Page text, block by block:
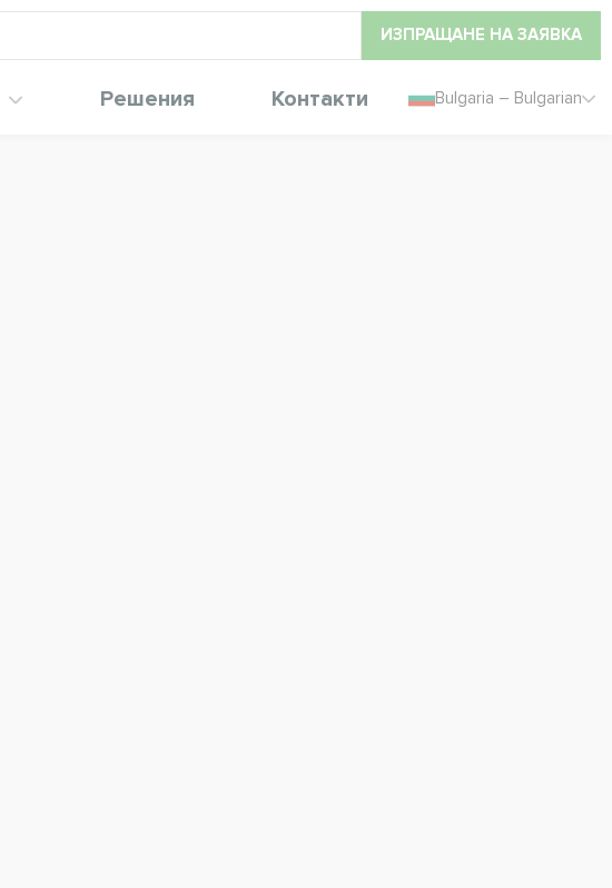
ИЗПРАЩАНЕ НА ЗАЯВКА
Решения Контакти Bulgaria – Bulgarian